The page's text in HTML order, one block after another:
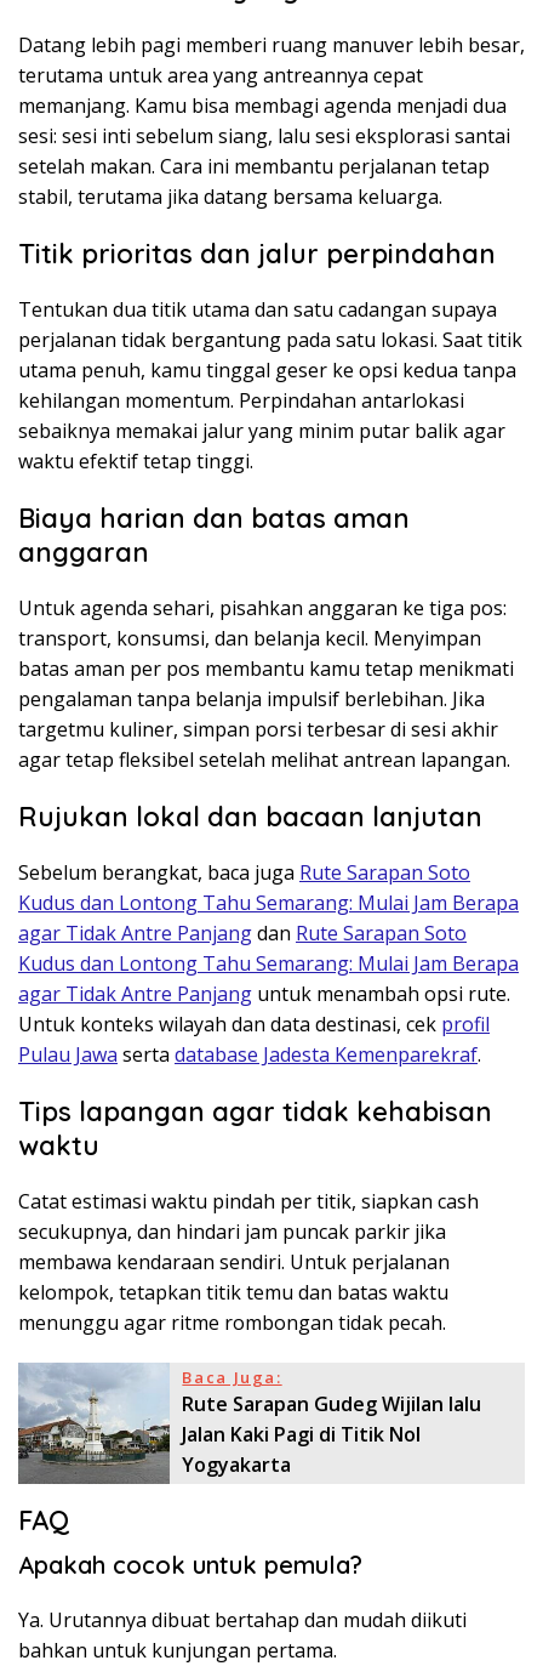
Datang lebih pagi memberi ruang manuver lebih besar,
terutama untuk area yang antreannya cepat
memanjang. Kamu bisa membagi agenda menjadi dua
sesi: sesi inti sebelum siang, lalu sesi eksplorasi santai
setelah makan. Cara ini membantu perjalanan tetap
stabil, terutama jika datang bersama keluarga.
Titik prioritas dan jalur perpindahan
Tentukan dua titik utama dan satu cadangan supaya
perjalanan tidak bergantung pada satu lokasi. Saat titik
utama penuh, kamu tinggal geser ke opsi kedua tanpa
kehilangan momentum. Perpindahan antarlokasi
sebaiknya memakai jalur yang minim putar balik agar
waktu efektif tetap tinggi.
Biaya harian dan batas aman
anggaran
Untuk agenda sehari, pisahkan anggaran ke tiga pos:
transport, konsumsi, dan belanja kecil. Menyimpan
batas aman per pos membantu kamu tetap menikmati
pengalaman tanpa belanja impulsif berlebihan. Jika
targetmu kuliner, simpan porsi terbesar di sesi akhir
agar tetap fleksibel setelah melihat antrean lapangan.
Rujukan lokal dan bacaan lanjutan
Sebelum berangkat, baca juga Rute Sarapan Soto
Kudus dan Lontong Tahu Semarang: Mulai Jam Berapa
agar Tidak Antre Panjangdan Rute Sarapan Soto
Kudus dan Lontong Tahu Semarang: Mulai Jam Berapa
agar Tidak Antre Panjang untuk menambah opsi rute.
Untuk konteks wilayah dan data destinasi, cek profil
Pulau Jawa serta database Jadesta Kemenparekraf.
Tips lapangan agar tidak kehabisan
waktu
Catat estimasi waktu pindah per titik, siapkan cash
secukupnya, dan hindari jam puncak parkir jika
membawa kendaraan sendiri. Untuk perjalanan
kelompok, tetapkan titik temu dan batas waktu
menunggu agar ritme rombongan tidak pecah.
Baca Juga:
Rute Sarapan Gudeg Wijilan lalu
Jalan Kaki Pagi di Titik Nol
Yogyakarta
FAQ
Apakah cocok untuk pemula?
Ya. Urutannya dibuat bertahap dan mudah diikuti
bahkan untuk kunjungan pertama.